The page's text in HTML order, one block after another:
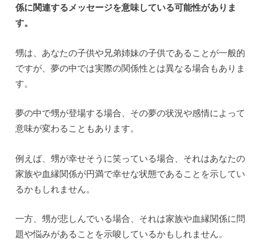
係に関連するメッセージを意味している可能性がありま
す。
甥は、あなたの子供や兄弟姉妹の子供であることが一般的
ですが、夢の中では実際の関係性とは異なる場合もありま
す。
夢の中で甥が登場する場合、その夢の状況や感情によって
意味が変わることもあります。
例えば、甥が幸せそうに笑っている場合、それはあなたの
家族や血縁関係が円満で幸せな状態であることを示してい
るかもしれません。
一方、甥が悲しんでいる場合、それは家族や血縁関係に問
題や悩みがあることを示唆しているかもしれません。